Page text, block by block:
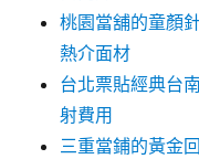
桃園當舖的童顏
熱介面材
台北票貼經典台
射費用
三重當鋪的黃金